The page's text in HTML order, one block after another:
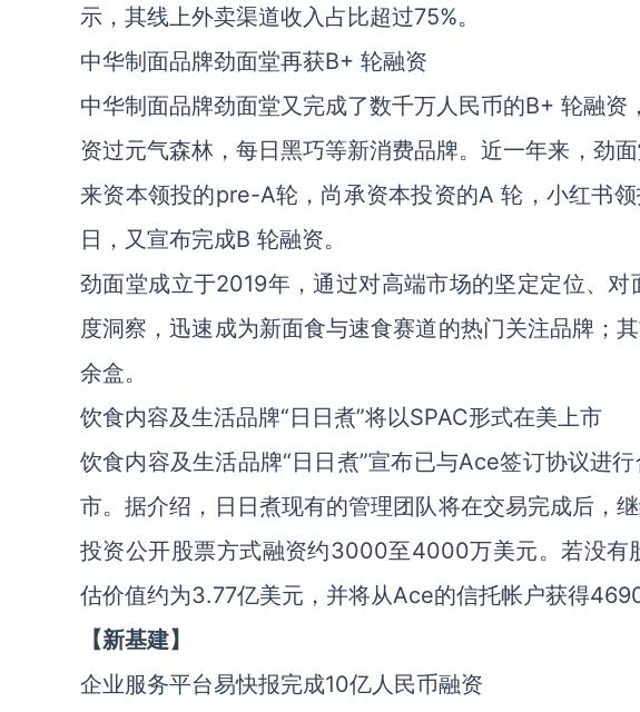
示，其线上外卖渠道收入占比超过75%。
中华制面品牌劲面堂再获B+ 轮融资
中华制面品牌劲面堂又完成了数千万人民币的B+ 轮融资
资过元气森林，每日黑巧等新消费品牌。近一年来，劲
来资本领投的pre-A轮，尚承资本投资的A 轮，小红书
日，又宣布完成B 轮融资。
劲面堂成立于2019年，通过对高端市场的坚定定位、
度洞察，迅速成为新面食与速食赛道的热门关注品牌；
余盒。
饮食内容及生活品牌“日日煮”将以SPAC形式在美上市
饮食内容及生活品牌“日日煮”宣布已与Ace签订协议进
市。据介绍，日日煮现有的管理团队将在交易完成后，
投资公开股票方式融资约3000至4000万美元。若没有
估价值约为3.77亿美元，并将从Ace的信托帐户获得
【新基建】
企业服务平台易快报完成10亿人民币融资